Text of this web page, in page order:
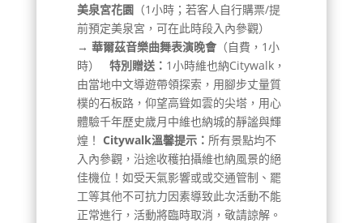
美泉宮花園（1小時；若客人自行購票/提
前預定美泉宮，可在此時段入內參觀）
→ 華爾茲音樂曲舞表演晚會（自費，1小
時） 特別贈送： 1小時維也納Citywalk，
由當地中文導遊帶領探索，用腳步丈量質
樸的石板路，仰望高聳如雲的尖塔，用心
體驗千年歷史歲月中維也納城的靜謐與輝
煌！ Citywalk溫馨提示： 所有景點均不
入內參觀，沿途收穫拍攝維也納風景的絕
佳機位！如受天氣影響或或交通管制、罷
工等其他不可抗力因素導致此次活動不能
正常進行，活動將臨時取消，敬請諒解。